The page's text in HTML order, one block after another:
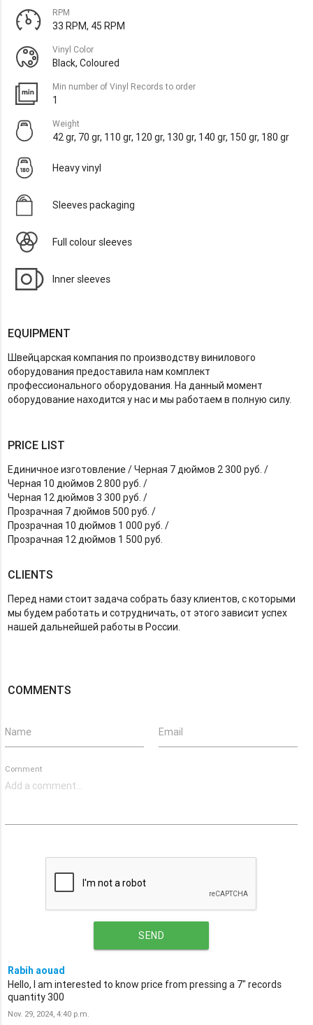
RPM
33 RPM, 45 RPM
Vinyl Color
Black, Coloured
Min number of Vinyl Records to order
1
Weight
42 gr, 70 gr, 110 gr, 120 gr, 130 gr, 140 gr, 150 gr, 180 gr
Heavy vinyl
Sleeves packaging
Full colour sleeves
Inner sleeves
EQUIPMENT
Швейцарская компания по производству винилового
оборудования предоставила нам комплект
профессионального оборудования. На данный момент
оборудование находится у нас и мы работаем в полную силу.
PRICE LIST
Единичное изготовление / Черная 7 дюймов 2 300 руб. /
Черная 10 дюймов 2 800 руб. /
Черная 12 дюймов 3 300 руб. /
Прозрачная 7 дюймов 500 руб. /
Прозрачная 10 дюймов 1 000 руб. /
Прозрачная 12 дюймов 1 500 руб.
CLIENTS
Перед нами стоит задача собрать базу клиентов, с которыми
мы будем работать и сотрудничать, от этого зависит успех
нашей дальнейшей работы в России.
COMMENTS
Name Email
Comment
SEND
Rabih aouad
Hello, I am interested to know price from pressing a 7" records
quantity 300
Nov. 29, 2024, 4:40 p.m.